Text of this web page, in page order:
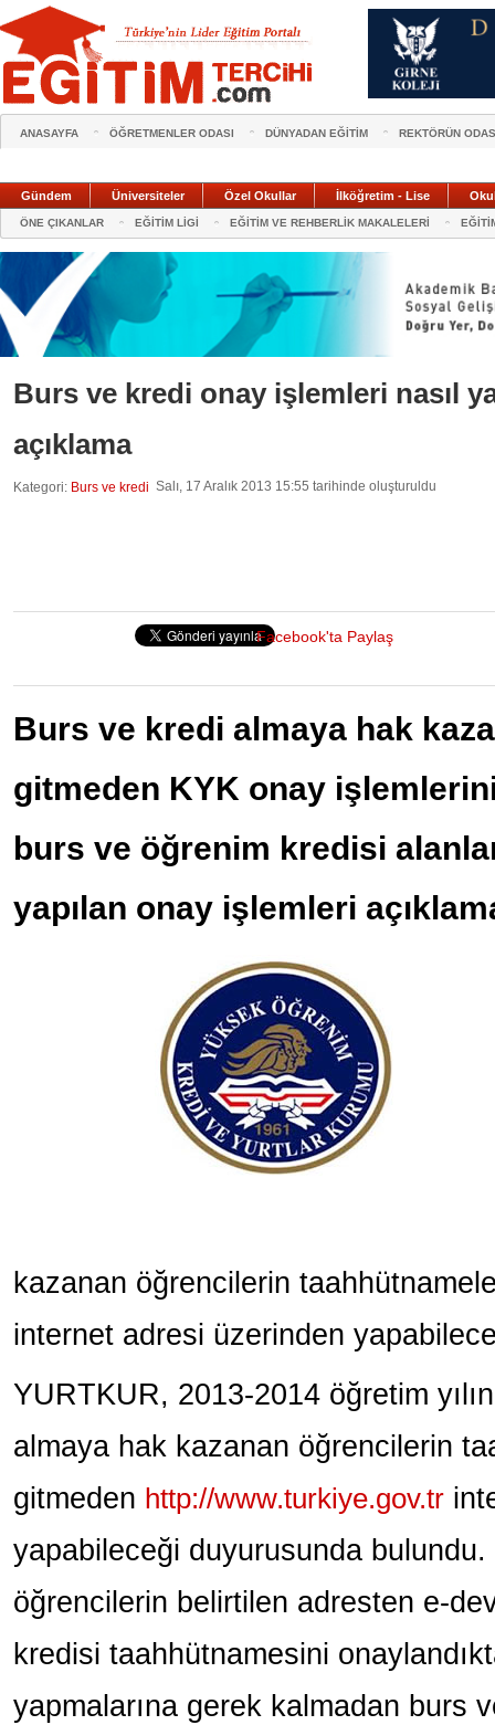
ANASAYFA ÖĞRETMENLER ODASI DÜNYADAN EĞİTİM REKTÖRÜN
Gündem Üniversiteler Özel Okullar İlköğretim - Lise
ÖNE ÇIKANLAR EĞİTİM LİGİ EĞİTİM VE REHBERLİK MAKALELERİ
Burs ve kredi onay işlemleri nasıl
açıklama
Kategori: Burs ve kredi Salı, 17 Aralık 2013 15:55 tarihinde oluşturuldu
Facebook'ta Paylaş
Burs ve kredi almaya hak
gitmeden KYK onay
burs ve öğrenim kredisi
yapılan onay işlemleri
kazanan öğrencilerin
internet adresi üzerinden
YURTKUR, 2013-2014 öğretim
almaya hak kazanan öğrencilerin
gitmeden http://www.turkiye.gov.tr
yapabileceği duyurusunda bulundu.
öğrencilerin belirtilen adresten e-
kredisi taahhütnamesini
yapmalarına gerek kalmadan burs